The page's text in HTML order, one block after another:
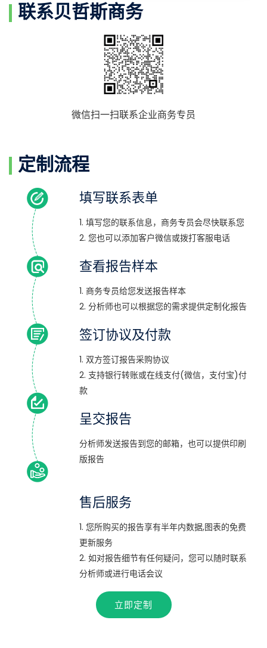
联系贝哲斯商务
微信扫一扫联系企业商务专员
定制流程
填写联系表单
1. 填写您的联系信息，商务专员会尽快联系您
2. 您也可以添加客户微信或拨打客服电话
查看报告样本
1. 商务专员给您发送报告样本
2. 分析师也可以根据您的需求提供定制化报告
签订协议及付款
1. 双方签订报告采购协议
2. 支持银行转账或在线支付(微信，支付宝)付
款
呈交报告
分析师发送报告到您的邮箱，也可以提供印刷
版报告
售后服务
1. 您所购买的报告享有半年内数据,图表的免费
更新服务
2. 如对报告细节有任何疑问，您可以随时联系
分析师或进行电话会议
立即定制